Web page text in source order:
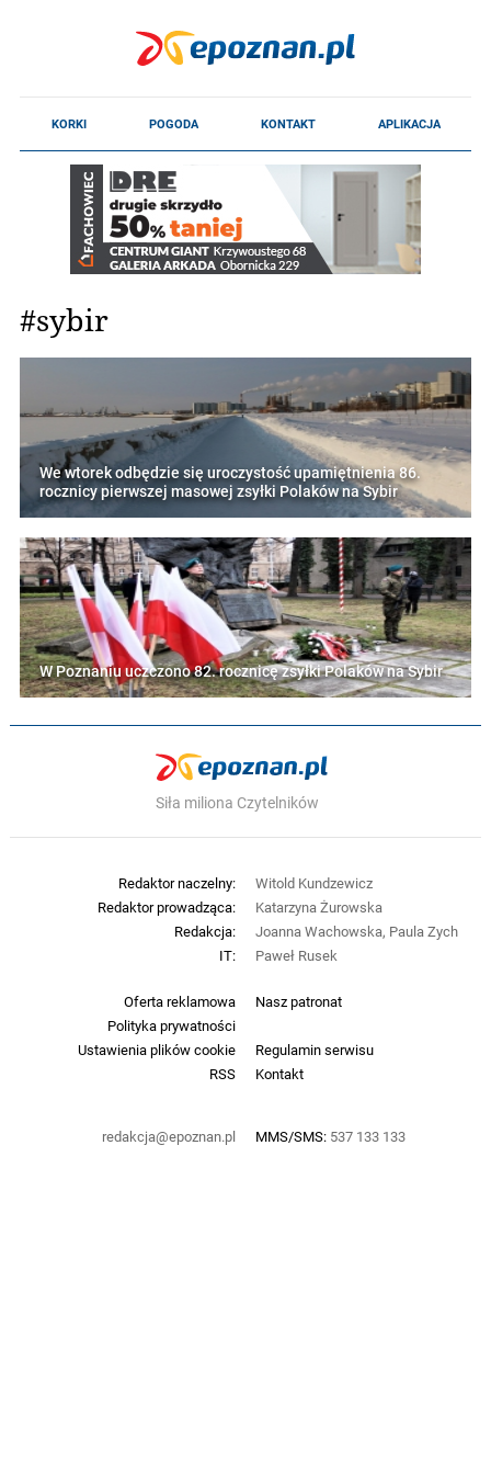
#sybir
We wtorek odbędzie się uroczystość upamiętnienia 86.
rocznicy pierwszej masowej zsyłki Polaków na Sybir
W Poznaniu uczczono 82. rocznicę zsyłki Polaków na Sybir
Siła miliona Czytelników
Oferta reklamowa
Nasz patronat
Polityka prywatności
Ustawienia plików cookie
Regulamin serwisu
RSS
Kontakt
redakcja@epoznan.pl MMS/SMS: 537 133 133
Redaktor naczelny:
Witold Kundzewicz
Redaktor prowadząca:
Katarzyna Żurowska
Redakcja:
Joanna Wachowska, Paula Zych
IT:
Paweł Rusek